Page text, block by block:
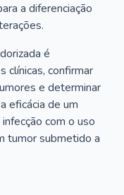
a diferenciação
é
clínicas, confirmar
e determinar
eficácia de um
com o uso
tumor submetido a